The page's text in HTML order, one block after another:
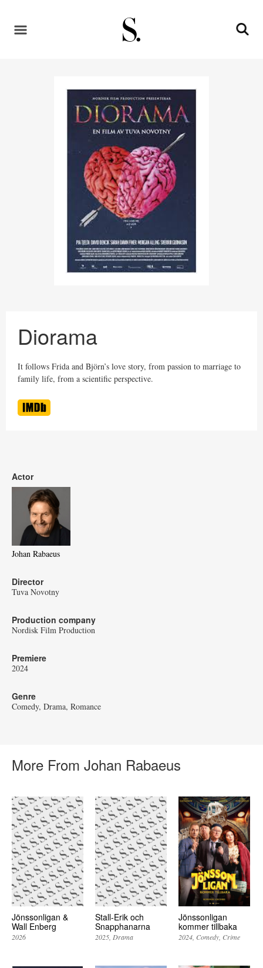
Diorama
It follows Frida and Björn’s love story, from passion to marriage to
family life, from a scientific perspective.
Actor
Johan Rabaeus
Director
Tuva Novotny
Production company
Nordisk Film Production
Premiere
2024
Genre
Comedy Drama Romance
More From Johan Rabaeus
Jönssonligan &
Wall Enberg
2026
Stall-Erik och
Snapphanarna
2025 Drama
Jönssonligan
kommer tillbaka
2024 Comedy Crime